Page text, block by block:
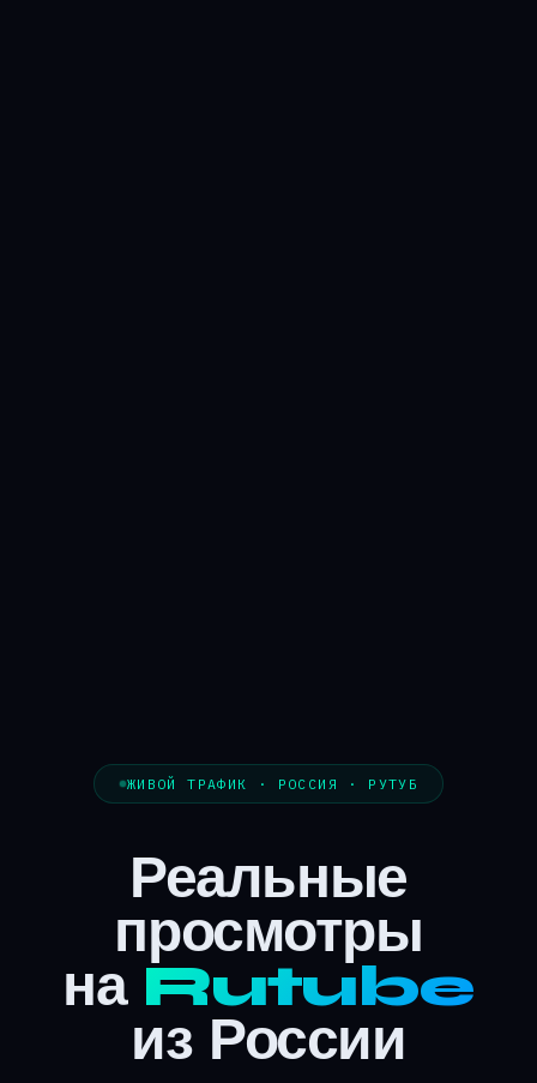
ЖИВОЙ ТРАФИК · РОССИЯ · РУТУБ
Реальные
просмотры
на Rutube
из России